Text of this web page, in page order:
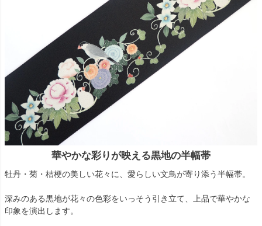
華やかな彩りが映える黒地の半幅帯
牡丹・菊・桔梗の美しい花々に、愛らしい文鳥が寄り添う半幅帯。
深みのある黒地が花々の色彩をいっそう引き立て、上品で華やかな
印象を演出します。